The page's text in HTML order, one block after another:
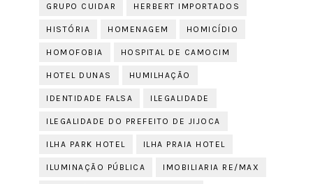
GRUPO CUIDAR HERBERT IMPORTADOS
HISTÓRIA HOMENAGEM HOMICÍDIO
HOMOFOBIA HOSPITAL DE CAMOCIM
HOTEL DUNAS HUMILHAÇÃO
IDENTIDADE FALSA ILEGALIDADE
ILEGALIDADE DO PREFEITO DE JIJOCA
ILHA PARK HOTEL ILHA PRAIA HOTEL
ILUMINAÇÃO PÚBLICA IMOBILIARIA RE/MAX